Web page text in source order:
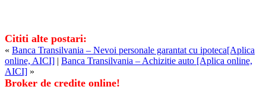
Cititi alte postari:
« Banca Transilvania – Nevoi personale garantat cu ipoteca[Aplica
online, AICI] | Banca Transilvania – Achizitie auto [Aplica online,
AICI] »
Broker de credite online!